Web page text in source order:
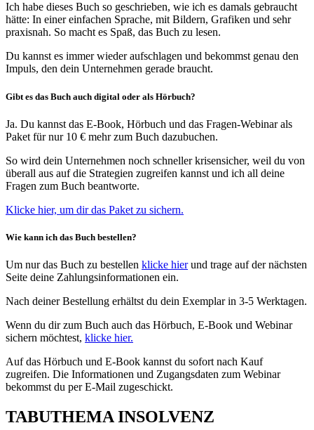
Ich habe dieses Buch so geschrieben, wie ich es damals gebraucht
hätte: In einer einfachen Sprache, mit Bildern, Grafiken und sehr
praxisnah. So macht es Spaß, das Buch zu lesen.
Du kannst es immer wieder aufschlagen und bekommst genau den
Impuls, den dein Unternehmen gerade braucht.
Gibt es das Buch auch digital oder als Hörbuch?
Ja. Du kannst das E-Book, Hörbuch und das Fragen-Webinar als
Paket für nur 10 € mehr zum Buch dazubuchen.
So wird dein Unternehmen noch schneller krisensicher, weil du von
überall aus auf die Strategien zugreifen kannst und ich all deine
Fragen zum Buch beantworte.
Klicke hier, um dir das Paket zu sichern.
Wie kann ich das Buch bestellen?
Um nur das Buch zu bestellen klicke hierund trage auf der nächsten
Seite deine Zahlungsinformationen ein.
Nach deiner Bestellung erhältst du dein Exemplar in 3-5 Werktagen.
Wenn du dir zum Buch auch das Hörbuch, E-Book und Webinar
sichern möchtest, klicke hier.
Auf das Hörbuch und E-Book kannst du sofort nach Kauf
zugreifen. Die Informationen und Zugangsdaten zum Webinar
bekommst du per E-Mail zugeschickt.
TABUTHEMA INSOLVENZ